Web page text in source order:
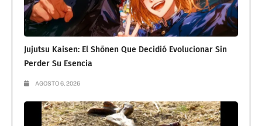
Jujutsu Kaisen: El Shōnen Que Decidió Evolucionar Sin
Perder Su Esencia
AGOSTO 6, 2026